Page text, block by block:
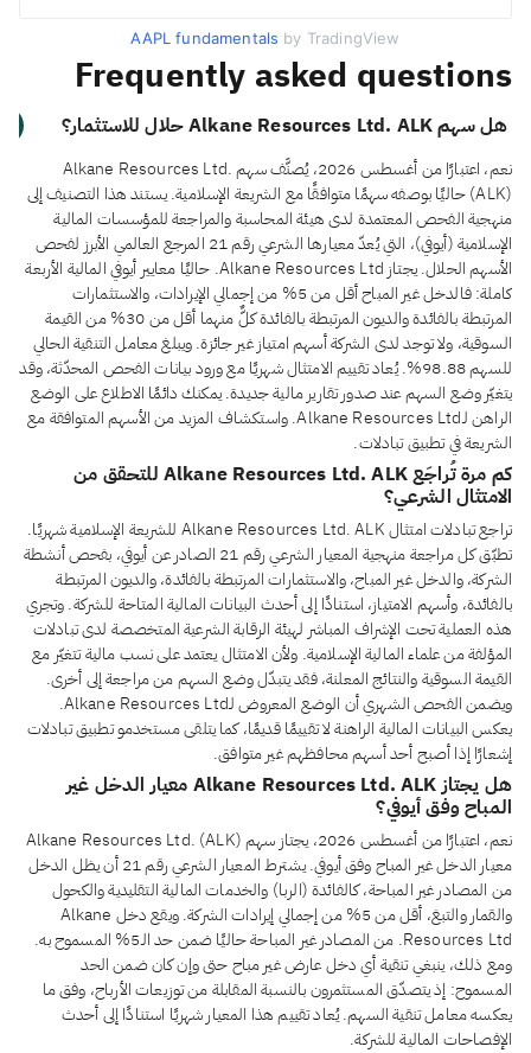
AAPL fundamentals by TradingView
Frequently asked questions
هل سهم Alkane Resources Ltd. ALK حلال للاستثمار؟
نعم، اعتبارًا من أغسطس 2026، يُصنَّف سهم Alkane Resources Ltd.
(ALK) حاليًا بوصفه سهمًا متوافقًا مع الشريعة الإسلامية. يستند هذا التصنيف إلى
منهجية الفحص المعتمدة لدى هيئة المحاسبة والمراجعة للمؤسسات المالية
الإسلامية (أيوفي)، التي يُعدّ معيارها الشرعي رقم 21 المرجع العالمي الأبرز لفحص
الأسهم الحلال. يجتاز Alkane Resources Ltd. حاليًا معايير أيوفي المالية الأربعة
كاملة: فالدخل غير المباح أقل من 5% من إجمالي الإيرادات، والاستثمارات
المرتبطة بالفائدة والديون المرتبطة بالفائدة كلٌّ منهما أقل من 30% من القيمة
السوقية، ولا توجد لدى الشركة أسهم امتياز غير جائزة. ويبلغ معامل التنقية الحالي
للسهم 98.88%. يُعاد تقييم الامتثال شهريًا مع ورود بيانات الفحص المحدّثة، وقد
يتغيّر وضع السهم عند صدور تقارير مالية جديدة. يمكنك دائمًا الاطلاع على الوضع
الراهن لـAlkane Resources Ltd. واستكشاف المزيد من الأسهم المتوافقة مع
الشريعة في تطبيق تبادلات.
كم مرة تُراجَع Alkane Resources Ltd. ALK للتحقق من
الامتثال الشرعي؟
تراجع تبادلات امتثال Alkane Resources Ltd. ALK للشريعة الإسلامية شهريًا.
تطبّق كل مراجعة منهجية المعيار الشرعي رقم 21 الصادر عن أيوفي، بفحص أنشطة
الشركة، والدخل غير المباح، والاستثمارات المرتبطة بالفائدة، والديون المرتبطة
بالفائدة، وأسهم الامتياز، استنادًا إلى أحدث البيانات المالية المتاحة للشركة. وتجري
هذه العملية تحت الإشراف المباشر لهيئة الرقابة الشرعية المتخصصة لدى تبادلات
المؤلفة من علماء المالية الإسلامية. ولأن الامتثال يعتمد على نسب مالية تتغيّر مع
القيمة السوقية والنتائج المعلنة، فقد يتبدّل وضع السهم من مراجعة إلى أخرى.
ويضمن الفحص الشهري أن الوضع المعروض لـAlkane Resources Ltd.
يعكس البيانات المالية الراهنة لا تقييمًا قديمًا، كما يتلقى مستخدمو تطبيق تبادلات
إشعارًا إذا أصبح أحد أسهم محافظهم غير متوافق.
هل يجتاز Alkane Resources Ltd. ALK معيار الدخل غير
المباح وفق أيوفي؟
نعم، اعتبارًا من أغسطس 2026، يجتاز سهم Alkane Resources Ltd. (ALK)
معيار الدخل غير المباح وفق أيوفي. يشترط المعيار الشرعي رقم 21 أن يظل الدخل
من المصادر غير المباحة، كالفائدة (الربا) والخدمات المالية التقليدية والكحول
والقمار والتبغ، أقل من 5% من إجمالي إيرادات الشركة. ويقع دخل Alkane
Resources Ltd. من المصادر غير المباحة حاليًا ضمن حد الـ5% المسموح به.
ومع ذلك، ينبغي تنقية أي دخل عارض غير مباح حتى وإن كان ضمن الحد
المسموح: إذ يتصدّق المستثمرون بالنسبة المقابلة من توزيعات الأرباح، وفق ما
يعكسه معامل تنقية السهم. يُعاد تقييم هذا المعيار شهريًا استنادًا إلى أحدث
الإفصاحات المالية للشركة.